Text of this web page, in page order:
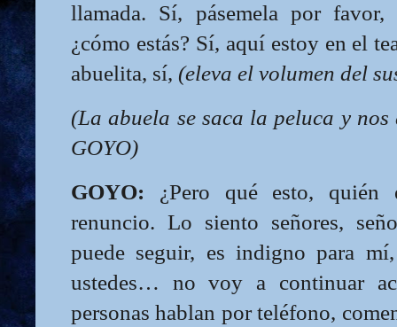
llamada. Sí, pásemela por favor,
¿cómo estás? Sí, aquí estoy en el
abuelita, sí, (eleva el volumen del
(La abuela se saca la peluca y nos
GOYO)
GOYO: ¿Pero qué esto, quién
renuncio. Lo siento señores,
puede seguir, es indigno para
ustedes… no voy a continuar
personas hablan por teléfono,